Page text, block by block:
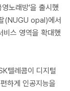
노래방’을 출시했
(NUGU opal)에서
비스 영역을 확대했
텔레콤이 디지털
하게 인공지능을